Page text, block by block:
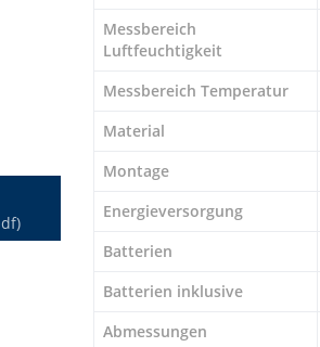
Messbereich
Luftfeuchtigkeit
Messbereich Temperatur
Material
Montage
Energieversorgung
Batterien
Batterien inklusive
Abmessungen